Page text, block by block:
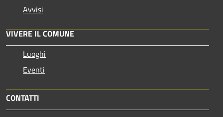
Avvisi
VIVERE IL COMUNE
Luoghi
Eventi
CONTATTI